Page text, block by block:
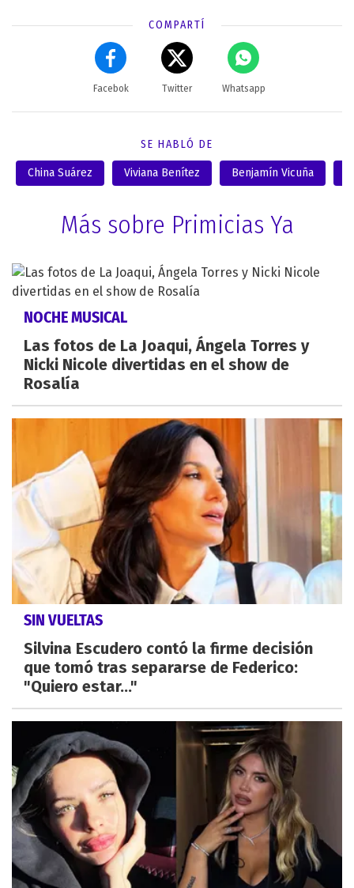
COMPARTÍ
Facebok Twitter Whatsapp
SE HABLÓ DE
China Suárez Viviana Benítez Benjamín Vicuña
Más sobre Primicias Ya
NOCHE MUSICAL
Las fotos de La Joaqui, Ángela Torres y
Nicki Nicole divertidas en el show de
Rosalía
SIN VUELTAS
Silvina Escudero contó la firme decisión
que tomó tras separarse de Federico:
"Quiero estar..."